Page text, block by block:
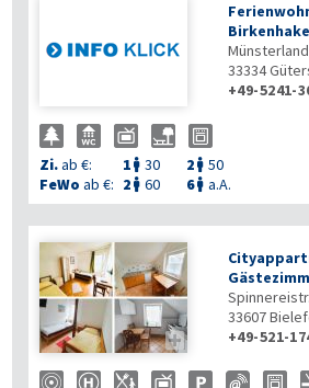
Birkenhake
33334
+49-5241-
Zi.ab €: 1  30 2  50
FeWo ab €: 2  60 6 a.A.

33607
+49-521-